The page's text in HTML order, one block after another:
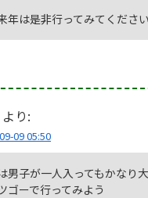
年は是非行ってみてください
より:
09 05:50
男子が一人入ってもかなり
ゴーで行ってみよう